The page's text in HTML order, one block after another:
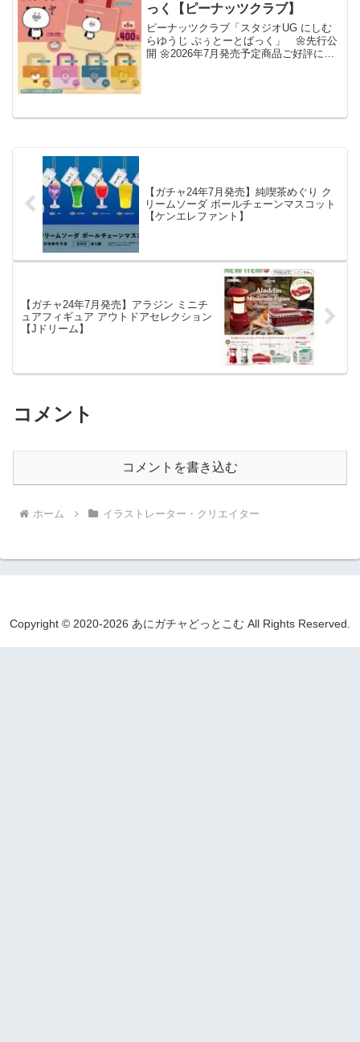
っく【ピーナッツクラブ】
ピーナッツクラブ「スタジオUG にしむ
らゆうじ ぷぅとーとばっく」 🌼先行公
開 🌼2026年7月発売予定商品ご好評につ
【ガチャ24年7月発売】純喫茶めぐり ク
リームソーダ ボールチェーンマスコット
【ケンエレファント】
【ガチャ24年7月発売】アラジン ミニチ
ュアフィギュア アウトドアセレクション
【Jドリーム】
コメント
コメントを書き込む
ホーム イラストレーター・クリエイター
Copyright © 2020-2026 あにガチャどっとこむ All Rights Reserved.